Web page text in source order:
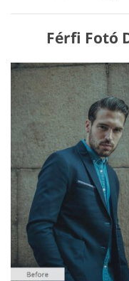
Férfi Fotó